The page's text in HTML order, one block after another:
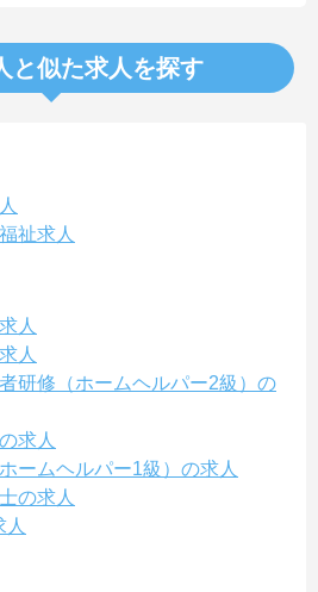
と似た求人を探す
祉求人
人
人
研修（ホームヘルパー2級）の
求人
ームヘルパー1級）の求人
の求人